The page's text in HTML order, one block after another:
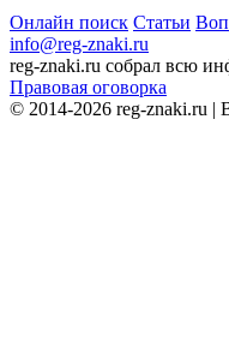
Онлайн поиск Статьи
info@reg-znaki.ru
reg-znaki.ru собрал всю
Правовая оговорка
© 2014-2026 reg-znaki.ru |